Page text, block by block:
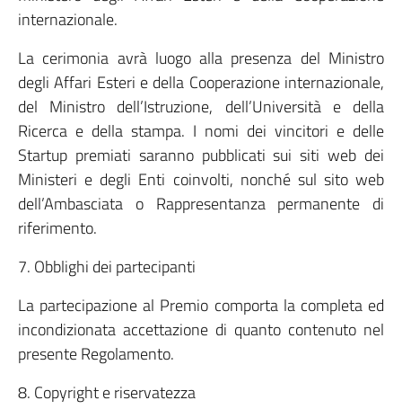
internazionale.
La cerimonia avrà luogo alla presenza del Ministro
degli Affari Esteri e della Cooperazione internazionale,
del Ministro dell’Istruzione, dell’Università e della
Ricerca e della stampa. I nomi dei vincitori e delle
Startup premiati saranno pubblicati sui siti web dei
Ministeri e degli Enti coinvolti, nonché sul sito web
dell’Ambasciata o Rappresentanza permanente di
riferimento.
7. Obblighi dei partecipanti
La partecipazione al Premio comporta la completa ed
incondizionata accettazione di quanto contenuto nel
presente Regolamento.
8. Copyright e riservatezza